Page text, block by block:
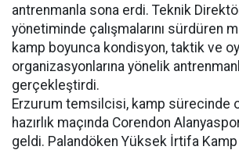
antrenmanla sona erdi. Teknik
yönetiminde çalışmalarını sürdüren
kamp boyunca kondisyon, taktik ve
organizasyonlarına yönelik
gerçekleştirdi.
Erzurum temsilcisi, kamp sürecinde
hazırlık maçında Corendon
geldi. Palandöken Yüksek İrtifa